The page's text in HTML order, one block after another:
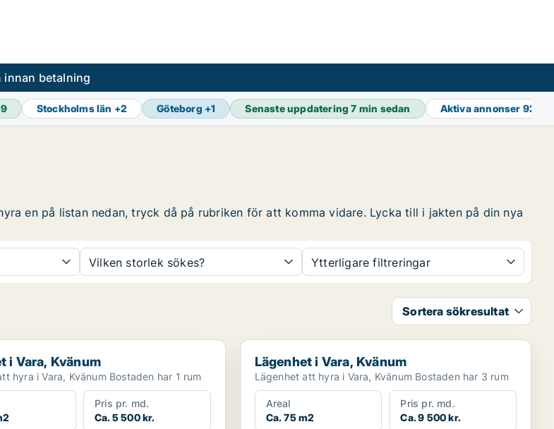
innan betalning
Stockholms län +2 Göteborg +1 Senaste uppdatering7 min sedan Aktiva annonser 92
en på listan nedan, tryck då på rubriken för att komma vidare. Lycka till i jakten på din nya
Vilken storlek sökes? Ytterligare filtreringar
Sortera sökresultat
Kvänum
i Vara, Kvänum
Lägenhet att hyra i Vara, Kvänum Bostaden har 1 rum
Pris pr. md.
Ca. 5 500 kr.
Lägenhet i Vara, Kvänum
Lägenhet i Vara, Kvänum
Lägenhet att hyra i Vara, Kvänum Bostaden har 3 rum
Areal
Ca. 75 m2
Pris pr. md.
Ca. 9 500 kr.